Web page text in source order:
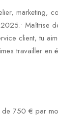
Maîtrise
client, tu
travailler
de 750 € par